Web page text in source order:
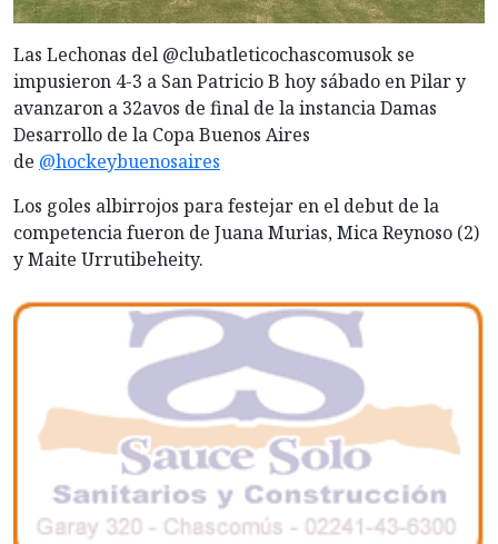
Las Lechonas del @clubatleticochascomusok se
impusieron 4-3 a San Patricio B hoy sábado en Pilar y
avanzaron a 32avos de final de la instancia Damas
Desarrollo de la Copa Buenos Aires
de @hockeybuenosaires
Los goles albirrojos para festejar en el debut de la
competencia fueron de Juana Murias, Mica Reynoso (2)
y Maite Urrutibeheity.